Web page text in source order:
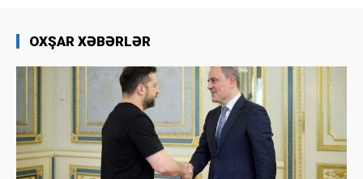
OXŞAR XƏBƏRLƏR